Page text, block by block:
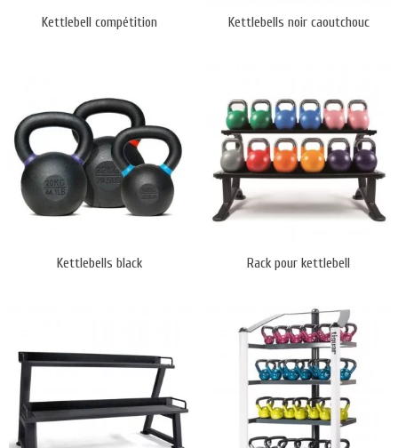
Kettlebell compétition Kettlebells noir caoutchouc
Kettlebells black Rack pour kettlebell